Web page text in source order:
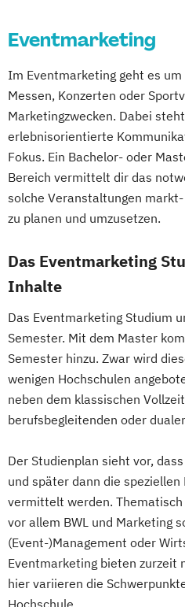
Eventmarketing
Im Eventmarketing geht es
Messen, Konzerten oder
Marketingzwecken. Dabei
erlebnisorientierte
Fokus. Ein Bachelor- oder
Bereich vermittelt dir das
solche Veranstaltungen
zu planen und umzusetzen.
Das Eventmarketing
Inhalte
Das Eventmarketing Studium
Semester. Mit dem Master
Semester hinzu. Zwar wird
wenigen Hochschulen
neben dem klassischen
berufsbegleitenden oder
Der Studienplan sieht vor,
und später dann die
vermittelt werden.
vor allem BWL und Marketing
(Event-)Management oder
Eventmarketing bieten zurzeit
hier variieren die